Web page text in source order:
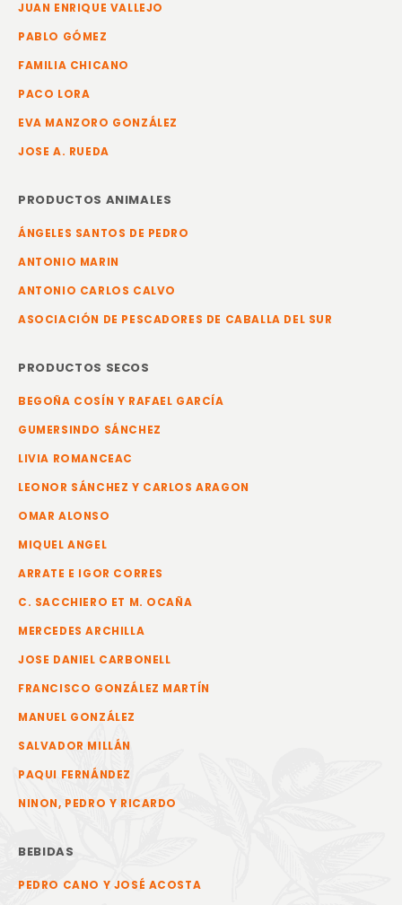
JUAN ENRIQUE VALLEJO
PABLO GÓMEZ
FAMILIA CHICANO
PACO LORA
EVA MANZORO GONZÁLEZ
JOSE A. RUEDA
PRODUCTOS ANIMALES
ÁNGELES SANTOS DE PEDRO
ANTONIO MARIN
ANTONIO CARLOS CALVO
ASOCIACIÓN DE PESCADORES DE CABALLA DEL SUR
PRODUCTOS SECOS
BEGOÑA COSÍN Y RAFAEL GARCÍA
GUMERSINDO SÁNCHEZ
LIVIA ROMANCEAC
LEONOR SÁNCHEZ Y CARLOS ARAGON
OMAR ALONSO
MIQUEL ANGEL
ARRATE E IGOR CORRES
C. SACCHIERO ET M. OCAÑA
MERCEDES ARCHILLA
JOSE DANIEL CARBONELL
FRANCISCO GONZÁLEZ MARTÍN
MANUEL GONZÁLEZ
SALVADOR MILLÁN
PAQUI FERNÁNDEZ
NINON, PEDRO Y RICARDO
BEBIDAS
PEDRO CANO Y JOSÉ ACOSTA